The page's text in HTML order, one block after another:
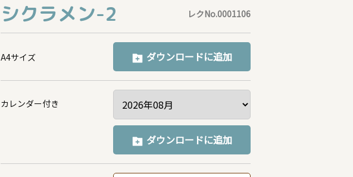
シクラメン-2 レクNo.0001106
A4サイズ ダウンロードに追加
カレンダー付き
ダウンロードに追加